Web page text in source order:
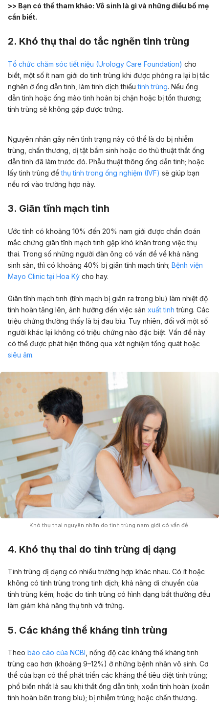
>> Bạn có thể tham khảo: Vô sinh là gì và những điều bố mẹ
cần biết.
2. Khó thụ thai do tắc nghẽn tinh trùng
Tổ chức chăm sóc tiết niệu (Urology Care Foundation) cho
biết, một số ít nam giới do tinh trùng khi được phóng ra lại bị tắc
nghẽn ở ống dẫn tinh, làm tinh dịch thiếutinh trùng. Nếu ống
dẫn tinh hoặc ống mào tinh hoàn bị chặn hoặc bị tổn thương;
tinh trùng sẽ không gặp được trứng.
Nguyên nhân gây nên tình trạng này có thể là do bị nhiễm
trùng, chấn thương, dị tật bẩm sinh hoặc do thủ thuật thắt ống
dẫn tinh đã làm trước đó. Phẫu thuật thông ống dẫn tinh; hoặc
lấy tinh trùng đểthụ tinh trong ống nghiệm (IVF) sẽ giúp bạn
nếu rơi vào trường hợp này.
3. Giãn tĩnh mạch tinh
Ước tính có khoảng 10% đến 20% nam giới được chẩn đoán
mắc chứng giãn tĩnh mạch tinh gặp khó khăn trong việc thụ
thai. Trong số những người đàn ông có vấn đề về khả năng
sinh sản, thì có khoảng 40% bị giãn tĩnh mạch tinh; Bệnh viện
Mayo Clinic tại Hoa Kỳ cho hay.
Giãn tĩnh mạch tinh (tĩnh mạch bị giãn ra trong bìu) làm nhiệt độ
tinh hoàn tăng lên, ảnh hưởng đến việc sản xuất tinh trùng. Các
triệu chứng thường thấy là bị đau bìu. Tuy nhiên, đối với một số
người khác lại không có triệu chứng nào đặc biệt. Vấn đề này
có thể được phát hiện thông qua xét nghiệm tổng quát hoặc
siêu âm.
Khó thụ thai nguyên nhân do tinh trùng nam giới có vấn đề.
4. Khó thụ thai do tinh trùng dị dạng
Tinh trùng dị dạng có nhiều trường hợp khác nhau. Có ít hoặc
không có tinh trùng trong tinh dịch; khả năng di chuyển của
tinh trùng kém; hoặc do tinh trùng có hình dạng bất thường đều
làm giảm khả năng thụ tinh với trứng.
5. Các kháng thể kháng tinh trùng
Theo báo cáo của NCBI , nồng độ các kháng thể kháng tinh
trùng cao hơn (khoảng 9–12%) ở những bệnh nhân vô sinh. Cơ
thể của bạn có thể phát triển các kháng thể tiêu diệt tinh trùng;
phổ biến nhất là sau khi thắt ống dẫn tinh; xoắn tinh hoàn (xoắn
tinh hoàn bên trong bìu); bị nhiễm trùng; hoặc chấn thương.